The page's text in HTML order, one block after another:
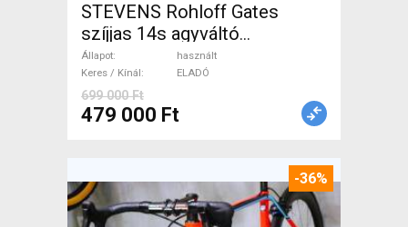
STEVENS Rohloff Gates
szíjjas 14s agyváltó
Trekking/cross használt
ELADÓ
Állapot
használt
Keres / Kínál
ELADÓ
699 000 Ft
479 000 Ft
-36%